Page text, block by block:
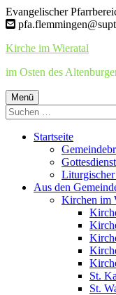
Springe
zum
Evangelischer
Kirche im Wieratal
im Osten des
Primäres
Menü
Menü
Suchen
nach:
Startseite
Aus den
Kirchen im
St.
St.